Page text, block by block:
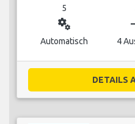
5
miscellaneous_services
Automatisch 4
DETAILS